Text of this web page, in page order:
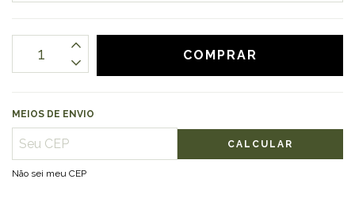
MEIOS DE ENVIO
CALCULAR
Não sei meu CEP